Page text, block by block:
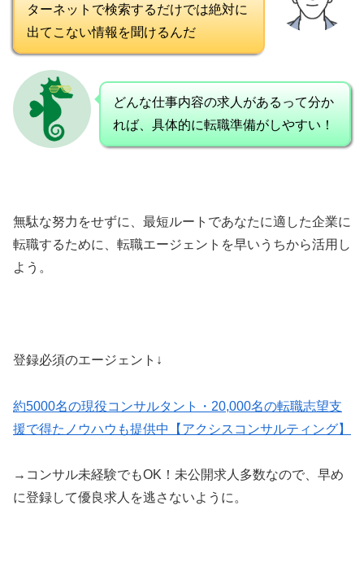
ターネットで検索するだけでは絶対に
出てこない情報を聞けるんだ
どんな仕事内容の求人があるって分か
れば、具体的に転職準備がしやすい！
無駄な努力をせずに、最短ルートであなたに適した企業に
転職するために、転職エージェントを早いうちから活用し
よう。
登録必須のエージェント↓
約5000名の現役コンサルタント・20,000名の転職志望支
援で得たノウハウも提供中【アクシスコンサルティング】
→コンサル未経験でもOK！未公開求人多数なので、早め
に登録して優良求人を逃さないように。